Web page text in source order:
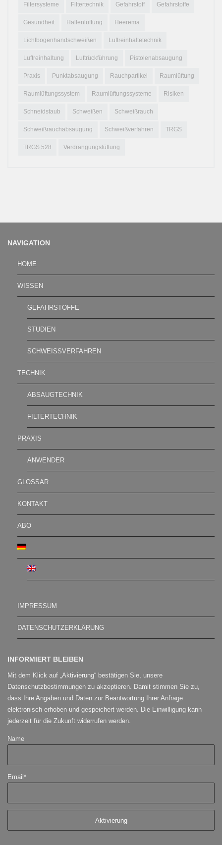
Filtersysteme Filtertechnik Gefahrstoff Gefahrstoffe
Gesundheit Hallenlüftung Heerema
Lichtbogenhandschweißen Luftreinhaltetechnik
Luftreinhaltung Luftrückführung Pistolenabsaugung
Praxis Punktabsaugung Rauchpartikel Raumlüftung
Raumlüftungssystem Raumlüftungssysteme Risiken
Schneidstaub Schweißen Schweißrauch
Schweißrauchabsaugung Schweißverfahren TRGS
TRGS 528 Verdrängungslüftung
NAVIGATION
HOME
WISSEN
GEFAHRSTOFFE
STUDIEN
SCHWEISSVERFAHREN
TECHNIK
ABSAUGTECHNIK
FILTERTECHNIK
PRAXIS
ANWENDER
GLOSSAR
KONTAKT
ABO
IMPRESSUM
DATENSCHUTZERKLÄRUNG
INFORMIERT BLEIBEN
Mit dem Klick auf „Aktivierung“ bestätigen Sie, unsere
Datenschutzbestimmungen zu akzeptieren. Damit stimmen Sie zu,
dass Ihre Angaben und Daten zur Beantwortung Ihrer Anfrage
elektronisch erhoben und gespeichert werden. Die Einwilligung kann
jederzeit für die Zukunft widerrufen werden.
Name
Email*